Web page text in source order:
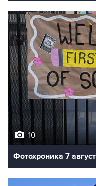
10
Фотохроника 7 августа